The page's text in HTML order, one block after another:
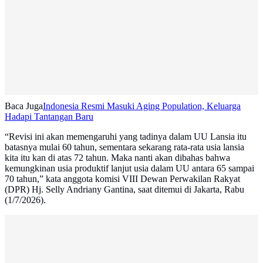
Baca JugaIndonesia Resmi Masuki Aging Population, Keluarga
Hadapi Tantangan Baru
“Revisi ini akan memengaruhi yang tadinya dalam UU Lansia itu
batasnya mulai 60 tahun, sementara sekarang rata-rata usia lansia
kita itu kan di atas 72 tahun. Maka nanti akan dibahas bahwa
kemungkinan usia produktif lanjut usia dalam UU antara 65 sampai
70 tahun,” kata anggota komisi VIII Dewan Perwakilan Rakyat
(DPR) Hj. Selly Andriany Gantina, saat ditemui di Jakarta, Rabu
(1/7/2026).